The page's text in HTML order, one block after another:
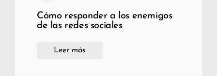
Cómo responder a los enemigos
de las redes sociales
Leer más